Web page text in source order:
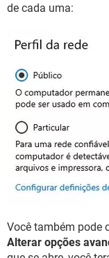
de cada uma:
Você também pode
Alterar opções